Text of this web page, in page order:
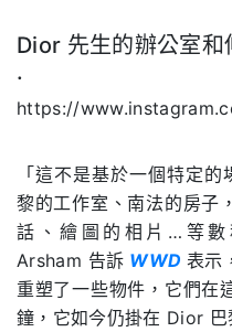
Dior 先生的辦公室和
.
https://
「這不是基於一個特定
黎的工作室、南法的房子
話、繪圖的相片 … 等
Arsham 告訴 WWD 表示
重塑了一些物件，它們在
鐘，它如今仍掛在 Dior